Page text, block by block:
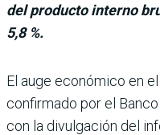
del producto interno
5,8 %.
El auge económico en
confirmado por el
con la divulga­ción del